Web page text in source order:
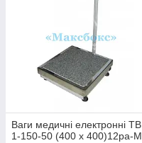
Ваги медичні електронні ТВ
1-150-50 (400 х 400)12ра-М